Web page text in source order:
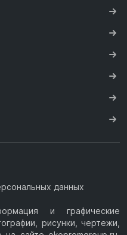
данных
и графические
рисунки, чертежи,